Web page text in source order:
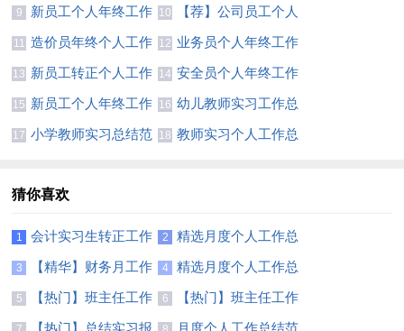
结(精选15篇)
总结(7篇)
9
新员工个人年终工作
总结(合集15篇)
10
【荐】公司员工个人
年终工作总结
11
造价员年终个人工作
总结8篇
12 业务员个人年终工作
总结集合15篇
13 新员工转正个人工作
总结【热门】
14 安全员个人年终工作
总结(通用15篇)
15 新员工个人年终工作
总结集锦15篇
16 幼儿教师实习工作总
结(集锦15篇)
17 小学教师实习总结范 18 教师实习个人工作总
猜你喜欢
1
会计实习生转正工作
总结7篇
2
精选月度个人工作总
结锦集6篇
3
【精华】财务月工作
总结3篇
4
精选月度个人工作总
结模板集合五篇
5
【热门】班主任工作
总结模板汇总7篇
6
【热门】班主任工作
总结模板汇总7篇
【热门】总结实习报 月度个人工作总结范